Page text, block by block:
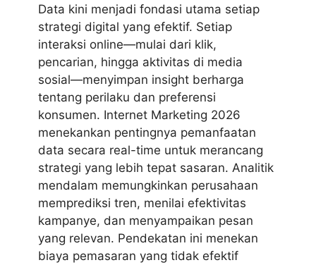
Data kini menjadi fondasi utama setiap
strategi digital yang efektif. Setiap
interaksi online—mulai dari klik,
pencarian, hingga aktivitas di media
sosial—menyimpan insight berharga
tentang perilaku dan preferensi
konsumen. Internet Marketing 2026
menekankan pentingnya pemanfaatan
data secara real-time untuk merancang
strategi yang lebih tepat sasaran. Analitik
mendalam memungkinkan perusahaan
memprediksi tren, menilai efektivitas
kampanye, dan menyampaikan pesan
yang relevan. Pendekatan ini menekan
biaya pemasaran yang tidak efektif